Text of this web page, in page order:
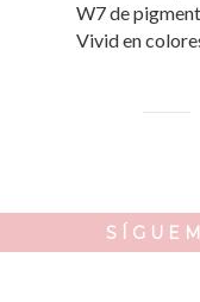
W7 de
Vivid en